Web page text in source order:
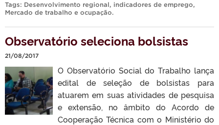
Tags: Desenvolvimento regional, indicadores de emprego,
Mercado de trabalho e ocupação.
Observatório seleciona bolsistas
21/08/2017
O Observatório Social do Trabalho lança
edital de seleção de bolsistas para
atuarem em suas atividades de pesquisa
e extensão, no âmbito do Acordo de
Cooperação Técnica com o Ministério do